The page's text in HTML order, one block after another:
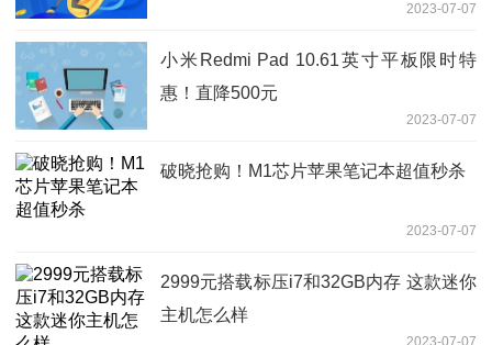
2023-07-07
小米Redmi Pad 10.61英寸平板限时特
惠！直降500元
2023-07-07
破晓抢购！M1芯片苹果笔记本超值秒杀
2023-07-07
2999元搭载标压i7和32GB内存 这款迷你
主机怎么样
2023-07-07